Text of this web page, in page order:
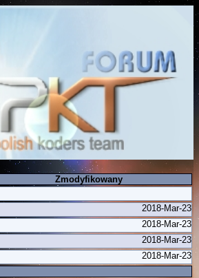
Zmodyfikowany
2018-Mar-23
2018-Mar-23
2018-Mar-23
2018-Mar-23